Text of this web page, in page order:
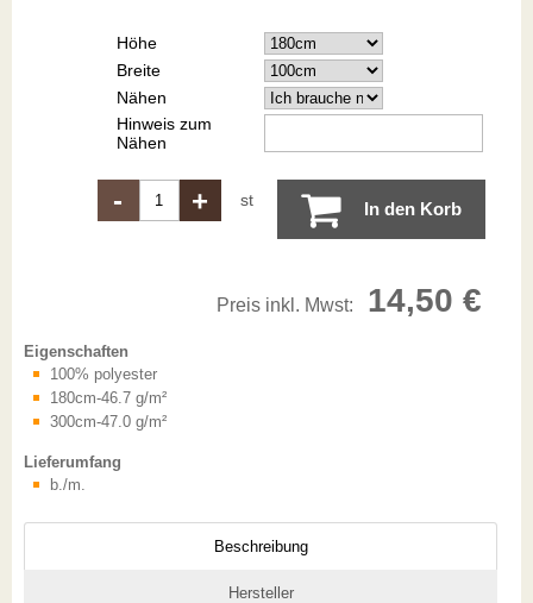
Höhe
Breite
Nähen
Hinweis zum
Nähen
- + st In den Korb
Preis inkl. Mwst: 14,50 €
Eigenschaften
100% polyester
180cm-46.7 g/m²
300cm-47.0 g/m²
Lieferumfang
b./m.
Beschreibung
Hersteller